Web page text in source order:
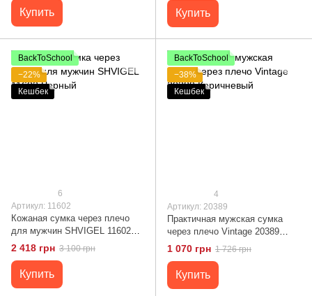
Купить Купить
BackToSchool
−22%
Кешбек
6
Артикул: 11602
Кожаная сумка через плечо
для мужчин SHVIGEL 11602
Черный
2 418 грн 3 100 грн
Купить
BackToSchool
−38%
Кешбек
4
Артикул: 20389
Практичная мужская сумка
через плечо Vintage 20389
Коричневый
1 070 грн 1 726 грн
Купить